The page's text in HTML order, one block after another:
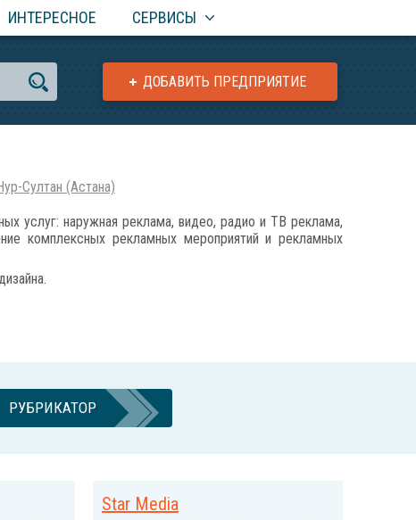
ИНТЕРЕСНОЕ СЕРВИСЫ
ДОБАВИТЬ ПРЕДПРИЯТИЕ
Султан (Астана)
наружная реклама, видео, радио и ТВ реклама,
комплексных рекламных мероприятий и рекламных
РУБРИКАТОР
Star Media